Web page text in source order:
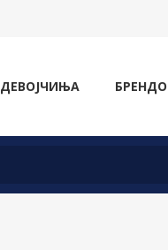
ДЕВОЈЧИЊА